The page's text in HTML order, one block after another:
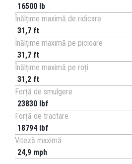
16500 lb
Înălțime maximă de ridicare
31,7 ft
Înălțime maximă pe picioare
31,7 ft
Înălțime maximă pe roți
31,2 ft
Forță de smulgere
23830 lbf
Forță de tractare
18794 lbf
Viteză maximă
24,9 mph